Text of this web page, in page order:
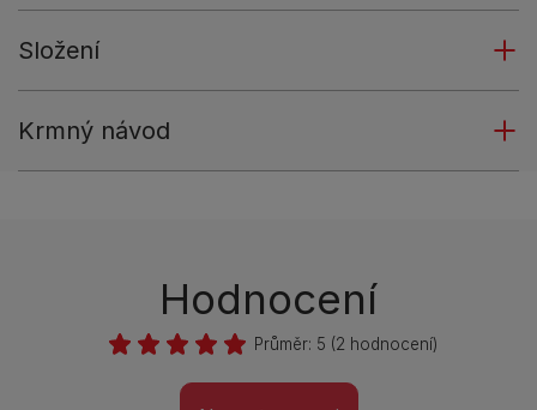
Složení
Krmný návod
Hodnocení
Průměr: 5 (2 hodnocení)